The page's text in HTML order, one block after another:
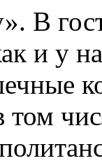
В
и у
том